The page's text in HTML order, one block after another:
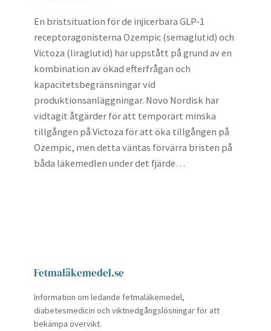
En bristsituation för de injicerbara GLP-1
receptoragonisterna Ozempic (semaglutid) och
Victoza (liraglutid) har uppstått på grund av en
kombination av ökad efterfrågan och
kapacitetsbegränsningar vid
produktionsanläggningar. Novo Nordisk har
vidtagit åtgärder för att temporärt minska
tillgången på Victoza för att öka tillgången på
Ozempic, men detta väntas förvärra bristen på
båda läkemedlen under det fjärde…
Fetmaläkemedel.se
Information om ledande fetmaläkemedel,
diabetesmedicin och viktnedgångslösningar för att
bekämpa övervikt.